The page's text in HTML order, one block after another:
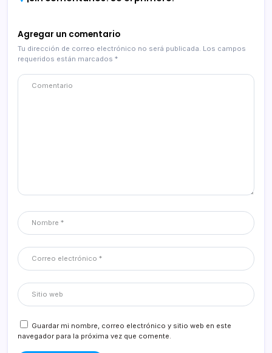
Agregar un comentario
Tu dirección de correo electrónico no será publicada. Los campos
requeridos están marcados *
Guardar mi nombre, correo electrónico y sitio web en este
navegador para la próxima vez que comente.